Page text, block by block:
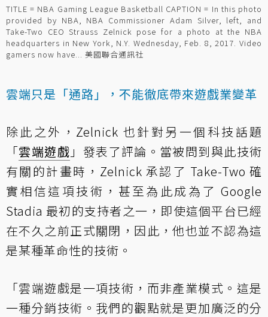
TITLE = NBA Gaming League Basketball CAPTION = In this photo
provided by NBA, NBA Commissioner Adam Silver, left, and
Take-Two CEO Strauss Zelnick pose for a photo at the NBA
headquarters in New York, N.Y. Wednesday, Feb. 8, 2017. Video
gamers now have... 美國聯合通訊社
雲端只是「通路」，不能徹底帶來遊戲業變革
除此之外，Zelnick 也針對另一個科技話題
「雲端遊戲 」發表了評論。當被問到與此技術
有關的計畫時，Zelnick 承認了 Take-Two 確
實相信這項技術，甚至為此成為了 Google
Stadia 最初的支持者之一，即使這個平台已經
在不久之前正式關閉，因此，他也並不認為這
是某種革命性的技術。
「雲端遊戲是一項技術，而非產業模式。這是
一種分銷技術。我們的觀點就是更加廣泛的分